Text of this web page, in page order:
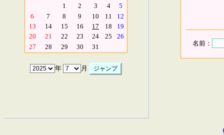
1
2 3 4
5
6
7 8 9 10 11
12
13
14 15 16 17 18
19
20
21 22 23 24 25
26
27
28 29 30 31
年 月
名前：